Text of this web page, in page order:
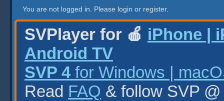
You are not logged in. Please login or register.
SVPlayer for 🍎 iPhone |
Android TV
SVP 4 for Windows |
Read FAQ & follow SVP